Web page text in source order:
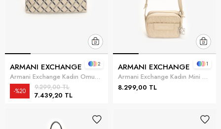
ARMANI EXCHANGE
Armani Exchange Kadın Omuz Çantası Kum beji
7.439,20 TL
9.299,00 TL
%20
2 ARMANI EXCHANGE
Armani Exchange Kadın Mini Omuz Çantası Çok Renkli
8.299,00 TL
1